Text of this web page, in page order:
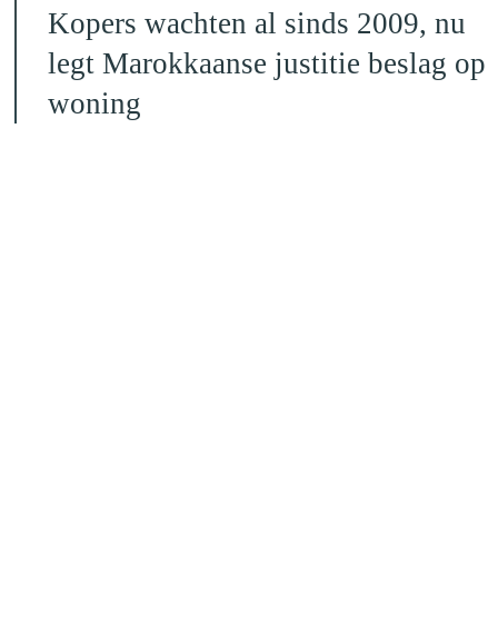
Kopers wachten al sinds 2009, nu
legt Marokkaanse justitie beslag op
woning